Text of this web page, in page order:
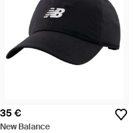
35 €
New Balance